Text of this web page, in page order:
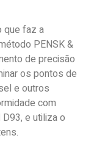
que faz a
PENSK &
de precisão
os pontos de
e outros
com
e utiliza o